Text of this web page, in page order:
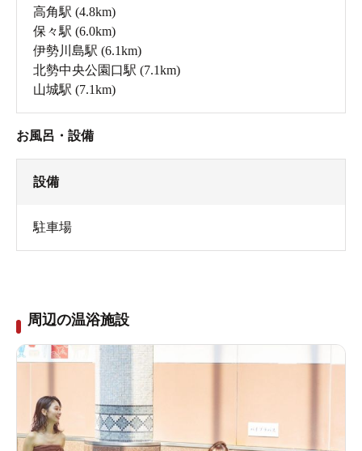
高角駅 (4.8km)
保々駅 (6.0km)
伊勢川島駅 (6.1km)
北勢中央公園口駅 (7.1km)
山城駅 (7.1km)
お風呂・設備
設備
駐車場
周辺の温浴施設